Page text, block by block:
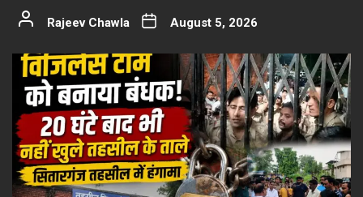
Rajeev Chawla August 5, 2026